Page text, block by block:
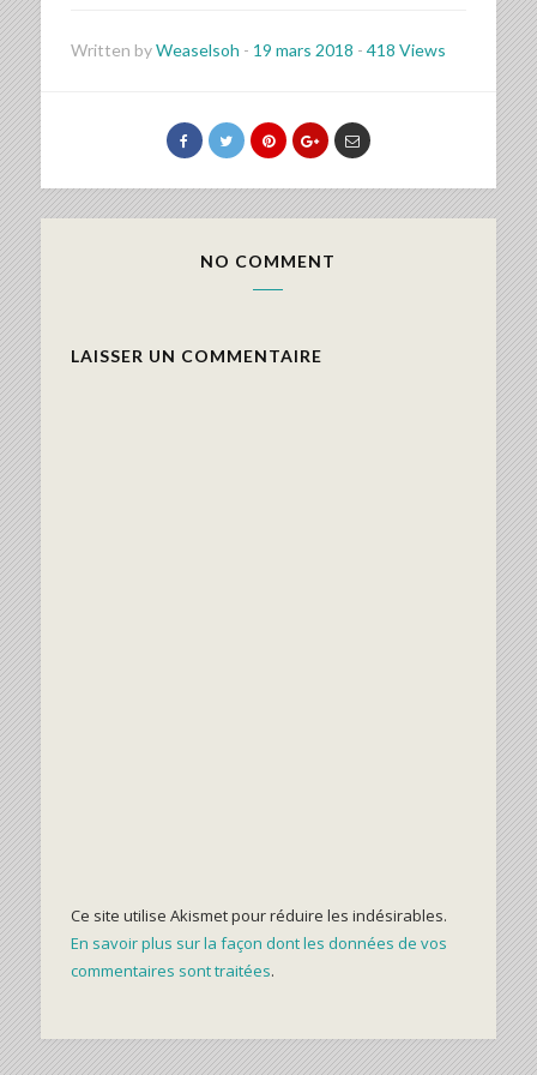
Written byWeaselsoh - 19 mars 2018 - 418 Views
NO COMMENT
LAISSER UN COMMENTAIRE
Ce site utilise Akismet pour réduire les indésirables.
En savoir plus sur la façon dont les données de vos
commentaires sont traitées.